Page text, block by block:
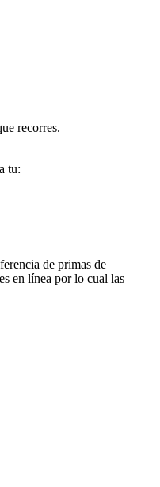
recorres.
tu:
de primas de
en línea por lo cual las